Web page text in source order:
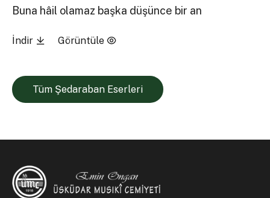
Buna hâil olamaz başka düşünce bir an
İndir Görüntüle
Tüm Şedaraban Eserleri